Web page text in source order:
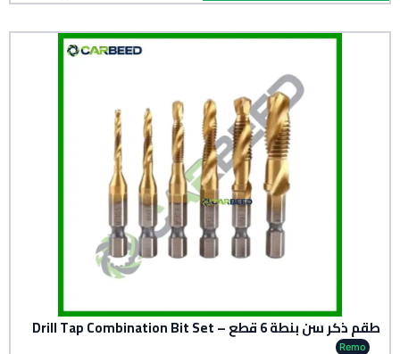
طقم ذكر سن بنطة 6 قطع – Drill Tap Combination Bit Set
Remo